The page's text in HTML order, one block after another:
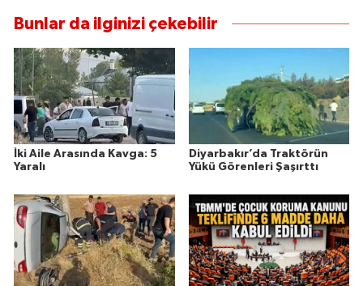
Bunlar da ilginizi çekebilir
İki Aile Arasında Kavga: 5
Yaralı
Diyarbakır’da Traktörün
Yükü Görenleri Şaşırttı